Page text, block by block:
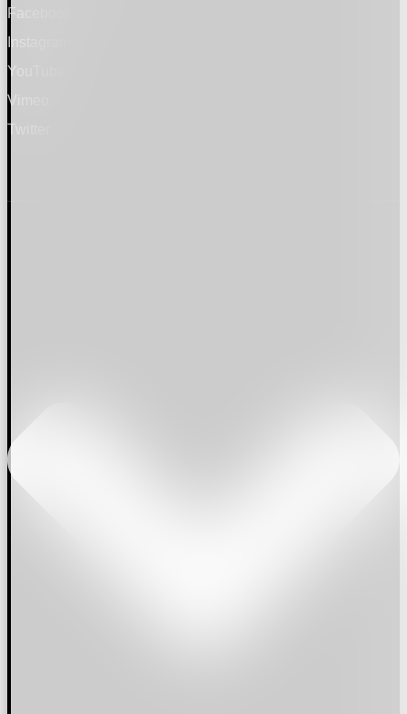
Facebook
YouTube
Vimeo
Twitter